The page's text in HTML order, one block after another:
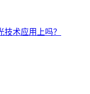
术应用上吗？